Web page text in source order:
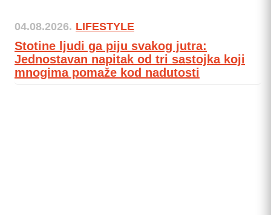
04.08.2026. LIFESTYLE
Stotine ljudi ga piju svakog jutra:
Jednostavan napitak od tri sastojka koji
mnogima pomaže kod nadutosti